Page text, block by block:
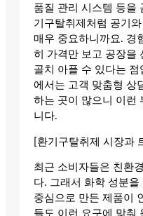
품질 관리 시스템 등을
기구탈취제처럼 공기
매우 중요하니까요. 경
히 가격만 보고 공장을
골치 아플 수 있다는
에서는 고객 맞춤형 상
하는 곳이 많으니 이런
니다.
[환기구탈취제 시장과
최근 소비자들은 친환
다. 그래서 화학 성분
중심으로 만든 제품이
들도 이런 요구에 맞춰